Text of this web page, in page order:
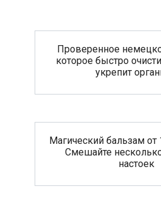
Проверенное
которое быстро
укрепит
Магический бальзам от
Смешайте
настоек